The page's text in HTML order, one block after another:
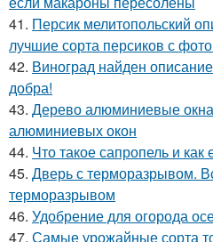
41. Персик мелитопольский
лучшие сорта персиков с
42. Виноград найден
добра!
43. Дерево алюминиевые
алюминиевых окон
44. Что такое сапропель и как
45. Дверь с терморазрывом.
терморазрывом
46. Удобрение для огорода
47. Самые урожайные сорта